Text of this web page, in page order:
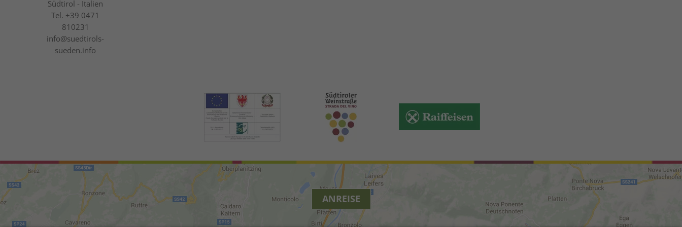
Südtirol - Italien
Tel. +39 0471
810231
info@suedtirols-
sueden.info
ANREISE